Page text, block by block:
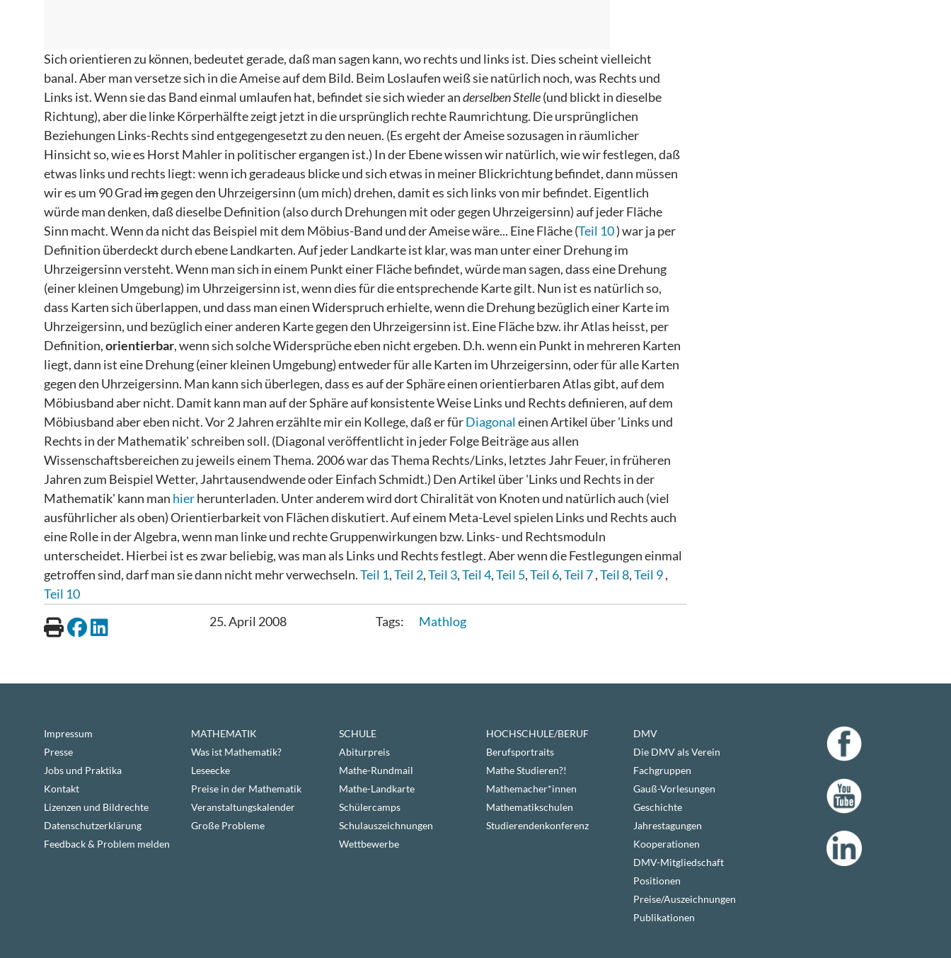
Sich orientieren zu können, bedeutet gerade, daß man sagen kann, wo rechts und links ist. Dies scheint vielleicht
banal. Aber man versetze sich in die Ameise auf dem Bild. Beim Loslaufen weiß sie natürlich noch, was Rechts und
Links ist. Wenn sie das Band einmal umlaufen hat, befindet sie sich wieder anderselben Stelle(und blickt in dieselbe
Richtung), aber die linke Körperhälfte zeigt jetzt in die ursprünglich rechte Raumrichtung. Die ursprünglichen
Beziehungen Links-Rechts sind entgegengesetzt zu den neuen. (Es ergeht der Ameise sozusagen in räumlicher
Hinsicht so, wie es Horst Mahler in politischer ergangen ist.) In der Ebene wissen wir natürlich, wie wir festlegen, daß
etwas links und rechts liegt: wenn ich geradeaus blicke und sich etwas in meiner Blickrichtung befindet, dann müssen
wir es um 90 Gradimgegen den Uhrzeigersinn (um mich) drehen, damit es sich links von mir befindet. Eigentlich
würde man denken, daß dieselbe Definition (also durch Drehungen mit oder gegen Uhrzeigersinn) auf jeder Fläche
Sinn macht. Wenn da nicht das Beispiel mit dem Möbius-Band und der Ameise wäre... Eine Fläche (Teil 10) war ja per
Definition überdeckt durch ebene Landkarten. Auf jeder Landkarte ist klar, was man unter einer Drehung im
Uhrzeigersinn versteht. Wenn man sich in einem Punkt einer Fläche befindet, würde man sagen, dass eine Drehung
(einer kleinen Umgebung) im Uhrzeigersinn ist, wenn dies für die entsprechende Karte gilt. Nun ist es natürlich so,
dass Karten sich überlappen, und dass man einen Widerspruch erhielte, wenn die Drehung bezüglich einer Karte im
Uhrzeigersinn, und bezüglich einer anderen Karte gegen den Uhrzeigersinn ist. Eine Fläche bzw. ihr Atlas heisst, per
Definition,orientierbar, wenn sich solche Widersprüche eben nicht ergeben. D.h. wenn ein Punkt in mehreren Karten
liegt, dann ist eine Drehung (einer kleinen Umgebung) entweder für alle Karten im Uhrzeigersinn, oder für alle Karten
gegen den Uhrzeigersinn. Man kann sich überlegen, dass es auf der Sphäre einen orientierbaren Atlas gibt, auf dem
Möbiusband aber nicht. Damit kann man auf der Sphäre auf konsistente Weise Links und Rechts definieren, auf dem
Möbiusband aber eben nicht. Vor 2 Jahren erzählte mir ein Kollege, daß er fürDiagonaleinen Artikel über 'Links und
Rechts in der Mathematik' schreiben soll. (Diagonal veröffentlicht in jeder Folge Beiträge aus allen
Wissenschaftsbereichen zu jeweils einem Thema. 2006 war das Thema Rechts/Links, letztes Jahr Feuer, in früheren
Jahren zum Beispiel Wetter, Jahrtausendwende oder Einfach Schmidt.) Den Artikel über 'Links und Rechts in der
Mathematik' kann man hierherunterladen. Unter anderem wird dort Chiralität von Knoten und natürlich auch (viel
ausführlicher als oben) Orientierbarkeit von Flächen diskutiert. Auf einem Meta-Level spielen Links und Rechts auch
eine Rolle in der Algebra, wenn man linke und rechte Gruppenwirkungen bzw. Links- und Rechtsmoduln
unterscheidet. Hierbei ist es zwar beliebig, was man als Links und Rechts festlegt. Aber wenn die Festlegungen einmal
getroffen sind, darf man sie dann nicht mehr verwechseln.Teil 1,Teil 2,Teil 3,Teil 4,Teil 5,Teil 6,Teil 7,Teil 8,Teil 9,
Teil 10
25. April 2008
Mathlog
Impressum
Presse
Jobs und Praktika
Kontakt
Lizenzen und Bildrechte
Datenschutzerklärung
Feedback & Problem melden
MATHEMATIK
Was ist Mathematik?
Leseecke
Preise in der Mathematik
Veranstaltungskalender
Große Probleme
SCHULE
Abiturpreis
Mathe-Rundmail
Mathe-Landkarte
Schülercamps
Schulauszeichnungen
Wettbewerbe
HOCHSCHULE/BERUF
Berufsportraits
Mathe Studieren?!
Mathemacher*innen
Mathematikschulen
Studierendenkonferenz
DMV
Die DMV als Verein
Fachgruppen
Gauß-Vorlesungen
Geschichte
Jahrestagungen
Kooperationen
DMV-Mitgliedschaft
Positionen
Preise/Auszeichnungen
Publikationen